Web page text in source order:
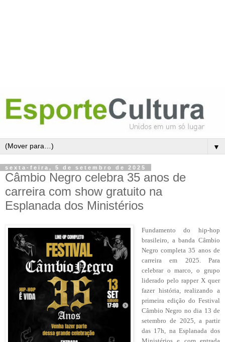
▼
sexta-feira, 5 de setembro de 2025
Câmbio Negro celebra 35 anos de
carreira com show gratuito na
Esplanada dos Ministérios
Fundamento do hip-hop
brasileiro, a banda Câmbio
Negro completa 35 anos de
carreira em 2025. Para
celebrar o marco, o grupo
liderado pelo rapper X quer
fazer história, realizando a
primeira edição do Festival
Câmbio Negro no dia 13 de
setembro de 2025, a partir
das 17h, na Esplanada dos